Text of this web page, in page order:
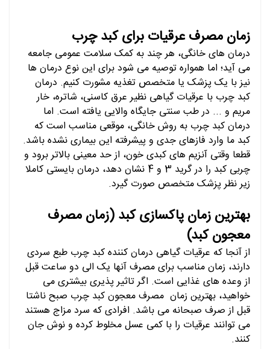
زمان مصرف عرقیات برای کبد چرب
درمان های خانگی، هر چند به کمک سلامت عمومی جامعه
می آید؛ اما همواره توصیه می شود برای این نوع درمان ها
نیز با یک پزشک یا متخصص تغذیه مشورت کنیم. درمان
کبد چرب با عرقیات گیاهی نظیر عرق کاسنی، شاتره، خار
مریم و ... در طب سنتی جایگاه والایی یافته است. اما
درمان کبد چرب به روش خانگی، موقعی مناسب است که
کبد ما وارد فازهای جدی و پیشرفته این بیماری نشده باشد.
قطعا وقتی آنزیم های کبدی خون، از حد معینی بالاتر برود و
چربی کبد را در گرید 3 و 4 نشان دهد، درمان بایستی کاملا
زیر نظر پزشک متخصص صورت گیرد.
بهترین زمان پاکسازی کبد (زمان مصرف
معجون کبد)
از آنجا که عرقیات گیاهی درمان کننده کبد چرب طبع سردی
دارند، زمان مناسب برای مصرف آنها یک الی دو ساعت قبل
از وعده های غذایی است. اگر تاثیر پذیری بیشتری می
خواهید، بهترین زمان مصرف معجون کبد چرب صبح ناشتا
قبل از صرف صبحانه می باشد. افرادی که سرد مزاج هستند
می توانند عرقیات را با کمی عسل مخلوط کرده و نوش جان
کنند.